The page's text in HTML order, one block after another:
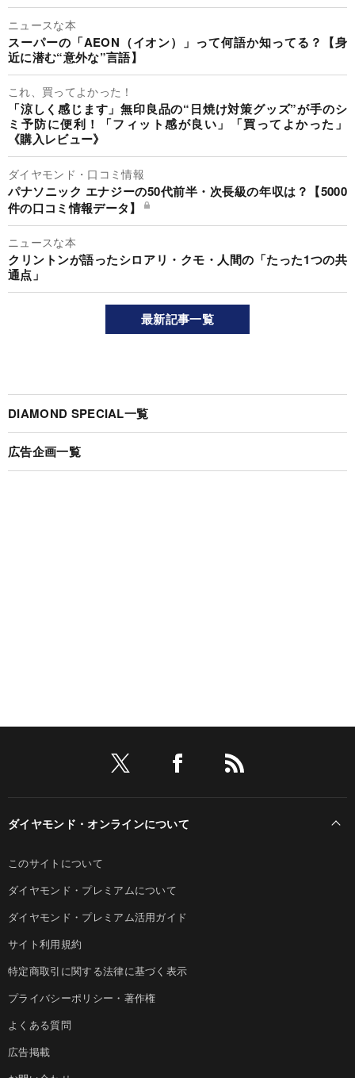
ニュースな本
スーパーの「AEON（イオン）」って何語か知ってる？【身
近に潜む“意外な”言語】
これ、買ってよかった！
「涼しく感じます」無印良品の“日焼け対策グッズ”が手のシ
ミ予防に便利！「フィット感が良い」「買ってよかった」
《購入レビュー》
ダイヤモンド・口コミ情報
パナソニック エナジーの50代前半・次長級の年収は？【5000
件の口コミ情報データ】
ニュースな本
クリントンが語ったシロアリ・クモ・人間の「たった1つの共
通点」
最新記事一覧
DIAMOND SPECIAL一覧
広告企画一覧
ダイヤモンド・オンラインについて
このサイトについて
ダイヤモンド・プレミアムについて
ダイヤモンド・プレミアム活用ガイド
サイト利用規約
特定商取引に関する法律に基づく表示
プライバシーポリシー・著作権
よくある質問
広告掲載